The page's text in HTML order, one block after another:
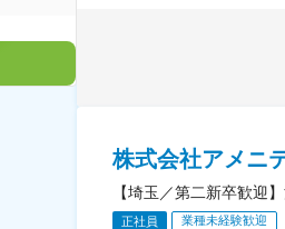
株式会社アメニ
【埼玉／第二新卒歓迎
正社員 業種未経験歓迎